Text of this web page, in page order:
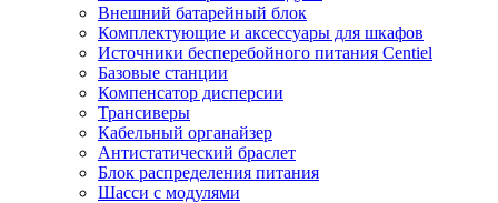
Внешний батарейный блок
Комплектующие и аксессуары для шкафов
Источники бесперебойного питания Centiel
Базовые станции
Компенсатор дисперсии
Трансиверы
Кабельный органайзер
Антистатический браслет
Блок распределения питания
Шасси с модулями